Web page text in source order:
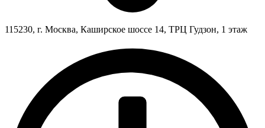
115230, г. Москва, Каширское шоссе 14, ТРЦ Гудзон, 1 этаж